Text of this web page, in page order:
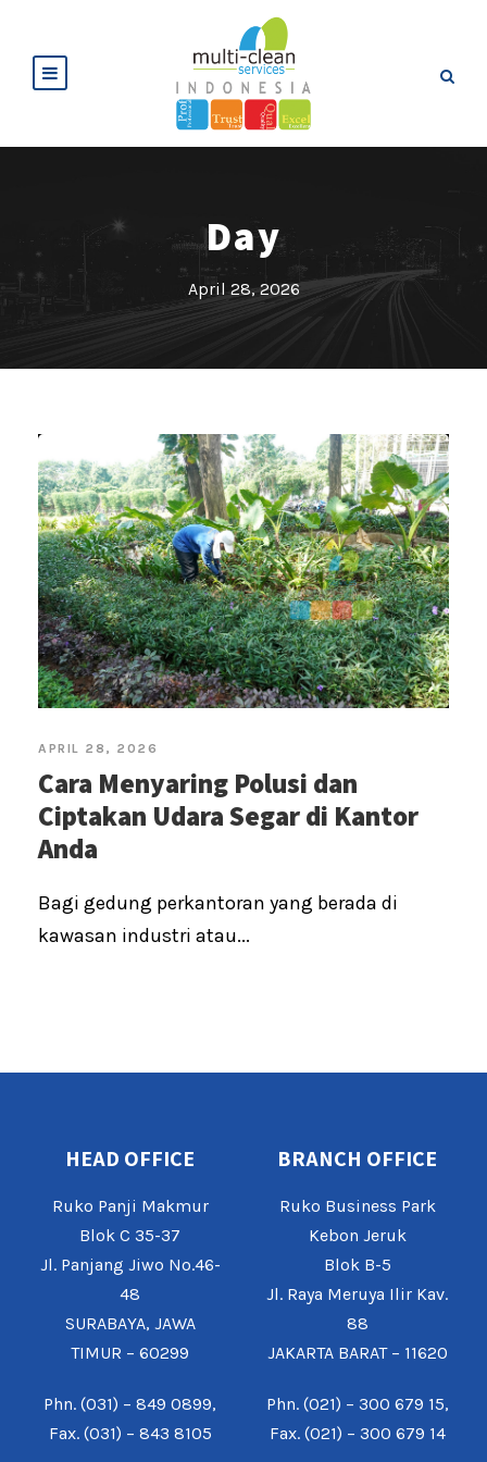
Day
April 28, 2026
APRIL 28, 2026
Cara Menyaring Polusi dan
Ciptakan Udara Segar di Kantor
Anda
Bagi gedung perkantoran yang berada di
kawasan industri atau...
HEAD OFFICE
Ruko Panji Makmur
Blok C 35-37
Jl. Panjang Jiwo No.46-
48
SURABAYA, JAWA
TIMUR – 60299
Phn. (031) – 849 0899,
Fax. (031) – 843 8105
BRANCH OFFICE
Ruko Business Park
Kebon Jeruk
Blok B-5
Jl. Raya Meruya Ilir Kav.
88
JAKARTA BARAT – 11620
Phn. (021) – 300 679 15,
Fax. (021) – 300 679 14